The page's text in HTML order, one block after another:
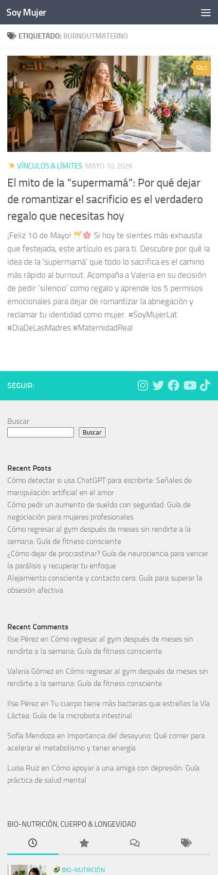
Bajo el contenido
Soy Mujer
ETIQUETADO: BURNOUTMATERNO
0
VÍNCULOS & LÍMITES MAYO 10, 2026
El mito de la “supermamá”: Por qué dejar
de romantizar el sacrificio es el verdadero
regalo que necesitas hoy
¡Feliz 10 de Mayo!
Si hoy te sientes más exhausta
que festejada, este artículo es para ti. Descubre por qué la
idea de la ‘supermamá’ que todo lo sacrifica es el camino
más rápido al burnout. Acompaña a Valeria en su decisión
de pedir ‘silencio’ como regalo y aprende los 5 permisos
emocionales para dejar de romantizar la abnegación y
reclamar tu identidad como mujer. #SoyMujerLat
#DiaDeLasMadres #MaternidadReal
SEGUIR:
Buscar
Buscar
Recent Posts
Cómo detectar si usa ChatGPT para escribirte: Señales de
manipulación artificial en el amor
Cómo pedir un aumento de sueldo con seguridad: Guía de
negociación para mujeres profesionales
Cómo regresar al gym después de meses sin rendirte a la
semana: Guía de fitness consciente
¿Cómo dejar de procrastinar? Guía de neurociencia para vencer
la parálisis y recuperar tu enfoque
Alejamiento consciente y contacto cero: Guía para superar la
obsesión afectiva
Recent Comments
Ilse Pérez en Cómo regresar al gym después de meses sin
rendirte a la semana: Guía de fitness consciente
Valeria Gómez en Cómo regresar al gym después de meses sin
rendirte a la semana: Guía de fitness consciente
Ilse Pérez en Tu cuerpo tiene más bacterias que estrellas la Vía
Láctea: Guía de la microbiota intestinal
Sofía Mendoza en Importancia del desayuno: Qué comer para
acelerar el metabolismo y tener energía
Luisa Ruiz en Cómo apoyar a una amiga con depresión: Guía
práctica de salud mental
BIO-NUTRICIÓN, CUERPO & LONGEVIDAD
BIO-NUTRICIÓN